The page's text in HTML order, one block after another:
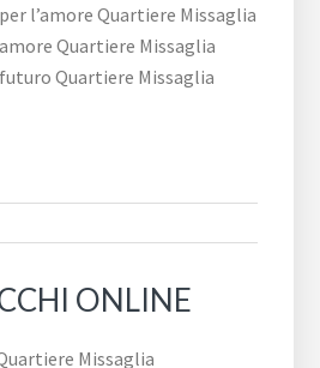
l’amore Quartiere Missaglia
Quartiere Missaglia
Quartiere Missaglia
ONLINE